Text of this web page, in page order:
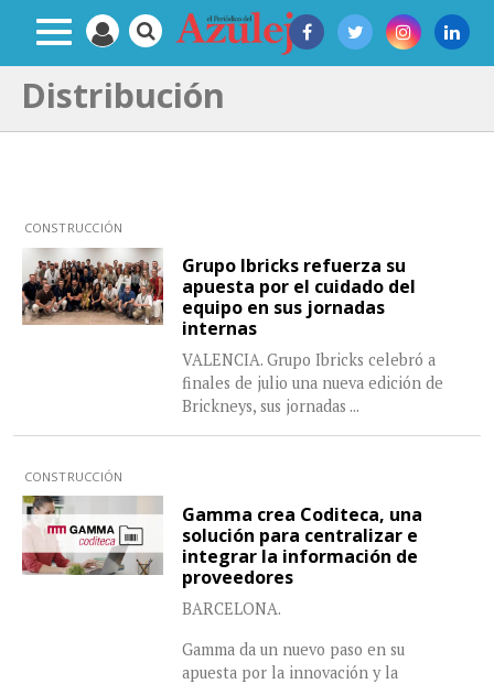
Distribución
CONSTRUCCIÓN
Grupo Ibricks refuerza su
apuesta por el cuidado del
equipo en sus jornadas
internas
VALENCIA. Grupo Ibricks celebró a
finales de julio una nueva edición de
Brickneys, sus jornadas ...
CONSTRUCCIÓN
Gamma crea Coditeca, una
solución para centralizar e
integrar la información de
proveedores
BARCELONA.
Gamma da un nuevo paso en su
apuesta por la innovación y la